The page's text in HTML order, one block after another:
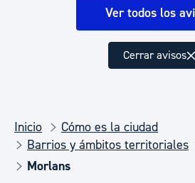
Ver todos los
Cerrar avisos
Inicio
Cómo es la ciudad
Barrios y ámbitos territoriales
Morlans